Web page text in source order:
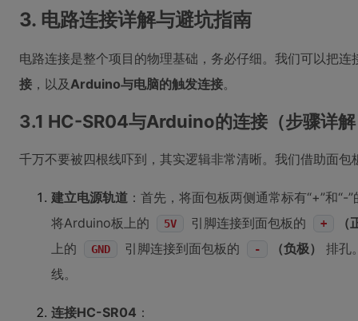
3. 电路连接详解与避坑指南
电路连接是整个项目的物理基础，务必仔细。我们可以把连
接 ，以及Arduino与电脑的触发连接。
3.1 HC-SR04与Arduino的连接（步骤详
千万不要被四根线吓到，其实逻辑非常清晰。我们借助面
建立电源轨道 ：首先，将面包板两侧通常标有“+”和
将Arduino板上的
5V 引脚连接到面包板的 +
上的
GND 引脚连接到面包板的 - （负极）
排孔
线。
连接HC-SR04 ：